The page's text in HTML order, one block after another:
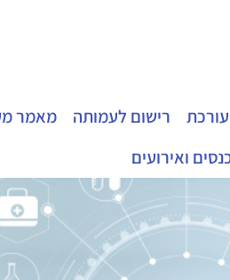
רישום לעמותה מאמר
ואירועים